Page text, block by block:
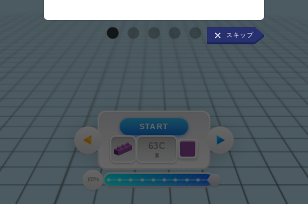
START
63C
紫
100%